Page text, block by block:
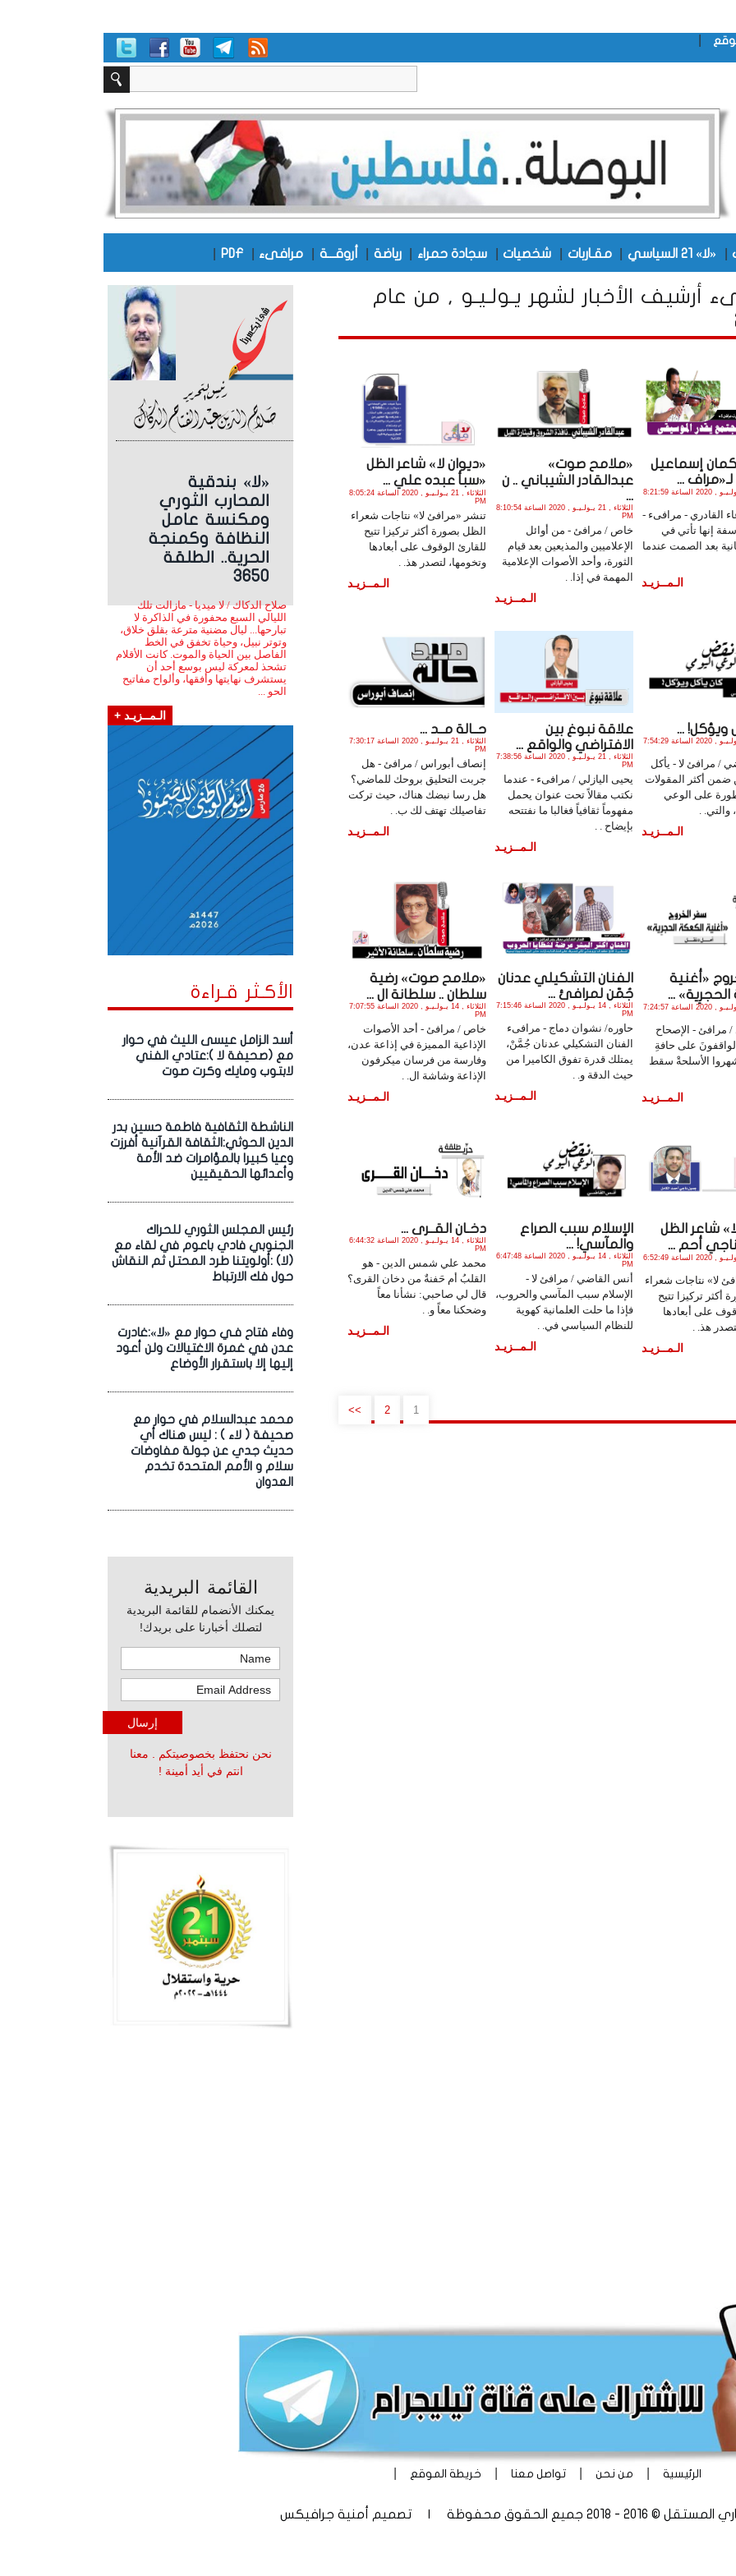
«لا» 21 السياسي مقـاربات شخصيات سجادة حمراء رياضة أروقـــة مرافىء PDF
«لا» بندقية
المحارب الثوري
ومكنسة عامل
النظافة وكمنجة
الحرية.. الطلقة
3650
صلاح الدكاك / لا ميديا - مازالت تلك
الليالي السبع محفورة في الذاكرة لا
تبارحها... ليال مضنية مترعة بقلق خلاق،
وتوتر نبيل، وحياة تخفق في الخط
الفاصل بين الحياة والموت. كانت الأقلام
تشحذ لمعركة ليس بوسع أحد أن
يستشرف نهايتها وأفقها، وألواح مفاتيح
الحو ...
الـمــزيـد +
الأكـثر قـراءة
أسد الزامل عيسى الليث في حوار
مع (صحيفة لا ):عتادي الفني
لابتوب ومايك وكرت صوت
الناشطة الثقافية فاطمة حسين بدر
الدين الحوثي:الثقافة القرآنية أفرزت
وعيا كبيرا بالمؤامرات ضد الأمة
وأعدائها الحقيقيين
رئيس المجلس الثوري للحراك
الجنوبي فادي باعوم في لقاء مع
(لا) :أولويتنا طرد المحتل ثم النقاش
حول فك الارتباط
وفاء فتاح فـي حوار مع «لا»:غادرت
عدن في غمرة الاغتيالات ولن أعود
إليها إلا باستقرار الأوضاع
محمد عبدالسلام في حوار مع
صحيفة ( لاء ) : ليس هناك أي
حديث جدي عن جولة مفاوضات
سلام و الأمم المتحدة تخدم
العدوان
القائمة البريدية
يمكنك الأنضمام للقائمة البريدية
لتصلك أخبارنا على بريدك!
نحن نحتفظ بخصوصيتكم . معنا
انتم في أيد أمينة !
أرشيف الأخبار لشهر يـولـيـو , من عام
إسماعيل
لـ«مراف ...
الثلاثاء , 21 يـولـيـو , 2020 الساعة 8:21:59
القادري - مرافىء -
إنها تأتي في
بعد الصمت عندما
الـمــزيـد
«ملامح صوت»
عبدالقادر الشيباني .. ن
...
الثلاثاء , 21 يـولـيـو , 2020 الساعة 8:10:54
PM
خاص / مرافئ - من أوائل
الإعلاميين والمذيعين بعد قيام
الثورة، وأحد الأصوات الإعلامية
المهمة في إذا. .
الـمــزيـد
«ديوان لا» شاعر الظل
«سبأ عبده علي ...
الثلاثاء , 21 يـولـيـو , 2020 الساعة 8:05:24
PM
تنشر «مرافئ لا» نتاجات شعراء
الظل بصورة أكثر تركيزا تتيح
للقارئ الوقوف على أبعادها
وتخومها، لتصدر هذ. .
الـمــزيـد
ويؤكل! ...
الثلاثاء , 21 يـولـيـو , 2020 الساعة 7:54:29
/ مرافئ لا - يأكل
ضمن أكثر المقولات
على الوعي
والتي. .
الـمــزيـد
علاقة نبوغ بين
الافتراضي والواقع ...
الثلاثاء , 21 يـولـيـو , 2020 الساعة 7:38:56
PM
يحيى اليازلي / مرافىء - عندما
نكتب مقالاً تحت عنوان يحمل
مفهوماً ثقافياً فغالبا ما نفتتحه
بإيضاح . .
الـمــزيـد
حــالة مــد ...
الثلاثاء , 21 يـولـيـو , 2020 الساعة 7:30:17
PM
إنصاف أبوراس / مرافئ - هل
جربت التحليق بروحك للماضي؟
هل رسا نبضك هناك، حيث تركت
تفاصيلك تهتف لك ب. .
الـمــزيـد
«أغنية
...
الثلاثاء , 21 يـولـيـو , 2020 الساعة 7:24:57
/ مرافئ - الإصحاح
الواقفونَ على حافةِ
الأسلحةْ سقط
الـمــزيـد
الفنان التشكيلي عدنان
جُمّن لمرافئ ...
الثلاثاء , 14 يـولـيـو , 2020 الساعة 7:15:46
PM
حاوره/ نشوان دماج - مرافىء
الفنان التشكيلي عدنان جُمَّنْ،
يمتلك قدرة تفوق الكاميرا من
حيث الدقة و. .
الـمــزيـد
«ملامح صوت» رضية
سلطان .. سلطانة ال ...
الثلاثاء , 14 يـولـيـو , 2020 الساعة 7:07:55
PM
خاص / مرافئ - أحد الأصوات
الإذاعية المميزة في إذاعة عدن،
وفارسة من فرسان ميكرفون
الإذاعة وشاشة ال. .
الـمــزيـد
شاعر الظل
أحم ...
الثلاثاء , 14 يـولـيـو , 2020 الساعة 6:52:49
لا» نتاجات شعراء
أكثر تركيزا تتيح
على أبعادها
هذ. .
الـمــزيـد
الإسلام سبب الصراع
والمآسي! ...
الثلاثاء , 14 يـولـيـو , 2020 الساعة 6:47:48
PM
أنس القاضي / مرافئ لا -
الإسلام سبب المآسي والحروب،
فإذا ما حلت العلمانية كهوية
للنظام السياسي في. .
الـمــزيـد
دخـان القــرى ...
الثلاثاء , 14 يـولـيـو , 2020 الساعة 6:44:32
PM
محمد علي شمس الدين - هو
القلبُ أم حَفنةٌ من دخان القرى؟
قال لي صاحبي: نشأنا معاً
وضحكنا معاً و. .
الـمــزيـد
1
2
>>
الرئيسية من نحن تواصل معنا خريطة الموقع
2018 جميع الحقوق محفوظة | تصميم أمنية جرافيكس